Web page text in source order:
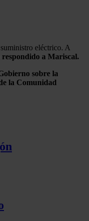
eléctrico. A
a Mariscal.
sobre la
la Comunidad